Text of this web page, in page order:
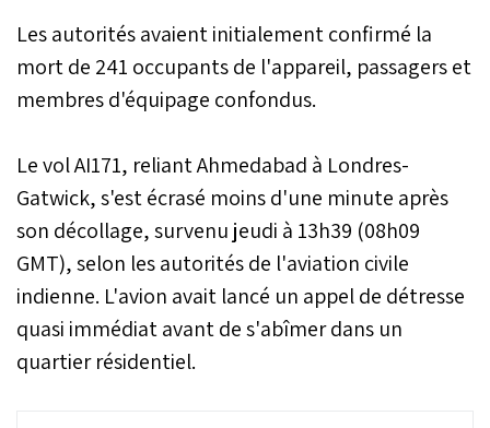
Les autorités avaient initialement confirmé la
mort de 241 occupants de l'appareil, passagers et
membres d'équipage confondus.
Le vol AI171, reliant Ahmedabad à Londres-
Gatwick, s'est écrasé moins d'une minute après
son décollage, survenu jeudi à 13h39 (08h09
GMT), selon les autorités de l'aviation civile
indienne. L'avion avait lancé un appel de détresse
quasi immédiat avant de s'abîmer dans un
quartier résidentiel.